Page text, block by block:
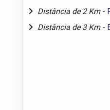
Distância de 2 Km -
Distância de 3 Km -